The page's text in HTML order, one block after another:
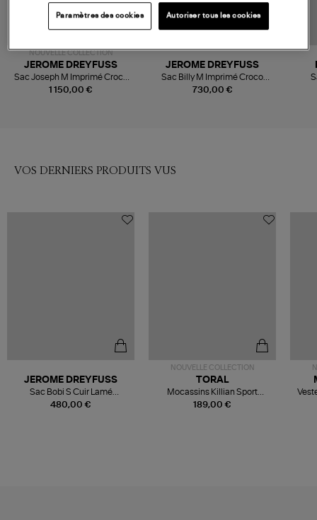
NOUVELLE COLLECTION
1 150,00 €
JEROME DREYFUSS
Sac Joseph M Imprimé Croco
Cigare
730,00 €
JEROME DREYFUSS
Sac Billy M Imprimé Croco
Cigare
VOS DERNIERS PRODUITS VUS
480,00 €
JEROME DREYFUSS
Sac Bobi S Cuir Lamé
Champagne
NOUVELLE COLLECTION
189,00 €
TORAL
Mocassins Killian Sport
Mousse
Paramètres des cookies Autoriser tous les cookies